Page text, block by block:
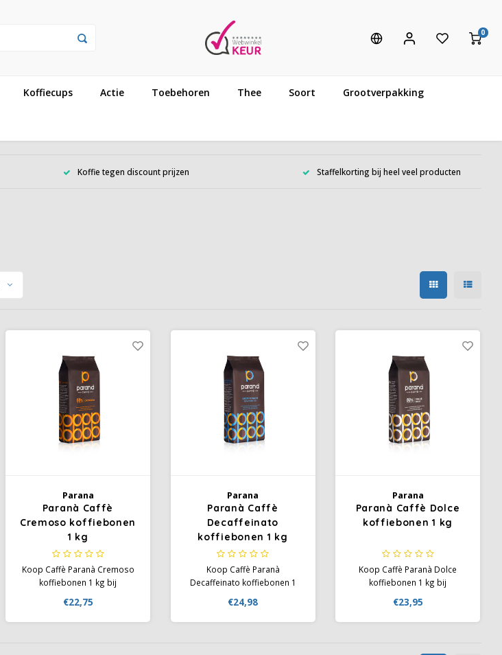
0
Koffiecups Actie Toebehoren Thee Soort Grootverpakking
Koffie tegen discount prijzen Staffelkorting bij heel veel producten
Parana
Paranà Caffè
Cremoso koffiebonen
1 kg
Koop Caffè Paranà Cremoso
koffiebonen 1 kg bij
melange met 60% Arabica,
romige crema, chocolade- en
€22,75
Parana
Paranà Caffè
Decaffeinato
koffiebonen 1 kg
Koop Caffè Paranà
Decaffeinato koffiebonen 1
cafeïnevrije koffie met tonen
van karamel, chocolade,
€24,98
Parana
Paranà Caffè Dolce
koffiebonen 1 kg
Koop Caffè Paranà Dolce
koffiebonen 1 kg bij
met 80% Arabica, tonen van
karamel, vanille, ananas en
€23,95